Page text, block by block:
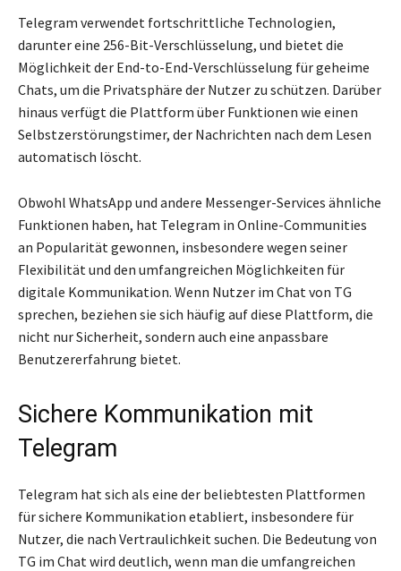
Telegram verwendet fortschrittliche Technologien,
darunter eine 256-Bit-Verschlüsselung, und bietet die
Möglichkeit der End-to-End-Verschlüsselung für geheime
Chats, um die Privatsphäre der Nutzer zu schützen. Darüber
hinaus verfügt die Plattform über Funktionen wie einen
Selbstzerstörungstimer, der Nachrichten nach dem Lesen
automatisch löscht.
Obwohl WhatsApp und andere Messenger-Services ähnliche
Funktionen haben, hat Telegram in Online-Communities
an Popularität gewonnen, insbesondere wegen seiner
Flexibilität und den umfangreichen Möglichkeiten für
digitale Kommunikation. Wenn Nutzer im Chat von TG
sprechen, beziehen sie sich häufig auf diese Plattform, die
nicht nur Sicherheit, sondern auch eine anpassbare
Benutzererfahrung bietet.
Sichere Kommunikation mit
Telegram
Telegram hat sich als eine der beliebtesten Plattformen
für sichere Kommunikation etabliert, insbesondere für
Nutzer, die nach Vertraulichkeit suchen. Die Bedeutung von
TG im Chat wird deutlich, wenn man die umfangreichen